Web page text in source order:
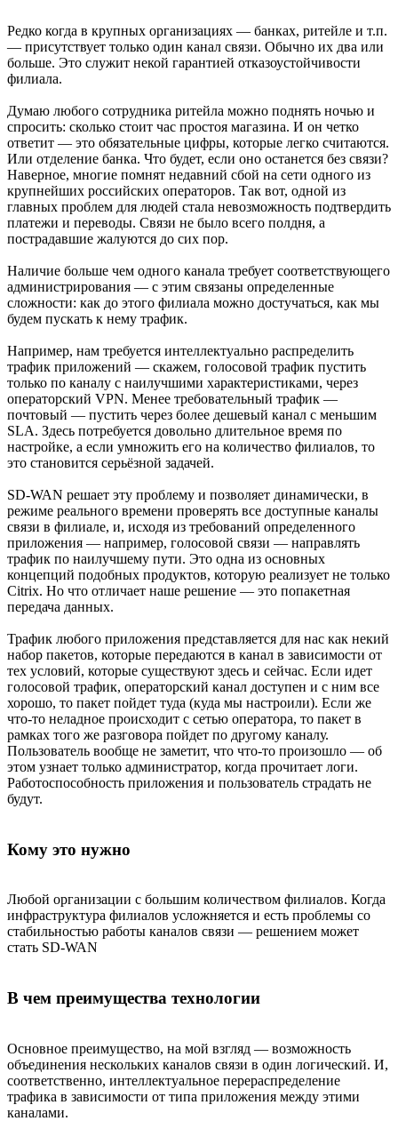
Редко когда в крупных организациях — банках, ритейле и т.п.
— присутствует только один канал связи. Обычно их два или
больше. Это служит некой гарантией отказоустойчивости
филиала.
Думаю любого сотрудника ритейла можно поднять ночью и
спросить: сколько стоит час простоя магазина. И он четко
ответит — это обязательные цифры, которые легко считаются.
Или отделение банка. Что будет, если оно останется без связи?
Наверное, многие помнят недавний сбой на сети одного из
крупнейших российских операторов. Так вот, одной из
главных проблем для людей стала невозможность подтвердить
платежи и переводы. Связи не было всего полдня, а
пострадавшие жалуются до сих пор.
Наличие больше чем одного канала требует соответствующего
администрирования — с этим связаны определенные
сложности: как до этого филиала можно достучаться, как мы
будем пускать к нему трафик.
Например, нам требуется интеллектуально распределить
трафик приложений — скажем, голосовой трафик пустить
только по каналу с наилучшими характеристиками, через
операторский VPN. Менее требовательный трафик —
почтовый — пустить через более дешевый канал с меньшим
SLA. Здесь потребуется довольно длительное время по
настройке, а если умножить его на количество филиалов, то
это становится серьёзной задачей.
SD-WAN решает эту проблему и позволяет динамически, в
режиме реального времени проверять все доступные каналы
связи в филиале, и, исходя из требований определенного
приложения — например, голосовой связи — направлять
трафик по наилучшему пути. Это одна из основных
концепций подобных продуктов, которую реализует не только
Citrix. Но что отличает наше решение — это попакетная
передача данных.
Трафик любого приложения представляется для нас как некий
набор пакетов, которые передаются в канал в зависимости от
тех условий, которые существуют здесь и сейчас. Если идет
голосовой трафик, операторский канал доступен и с ним все
хорошо, то пакет пойдет туда (куда мы настроили). Если же
что-то неладное происходит с сетью оператора, то пакет в
рамках того же разговора пойдет по другому каналу.
Пользователь вообще не заметит, что что-то произошло — об
этом узнает только администратор, когда прочитает логи.
Работоспособность приложения и пользователь страдать не
будут.
Кому это нужно
Любой организации с большим количеством филиалов. Когда
инфраструктура филиалов усложняется и есть проблемы со
стабильностью работы каналов связи — решением может
стать SD-WAN
В чем преимущества технологии
Основное преимущество, на мой взгляд — возможность
объединения нескольких каналов связи в один логический. И,
соответственно, интеллектуальное перераспределение
трафика в зависимости от типа приложения между этими
каналами.